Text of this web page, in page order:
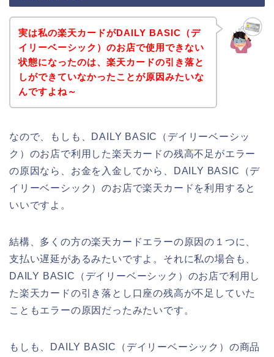
実は私の楽天カードがDAILY BASIC（デ
イリーベーシック）のお店で使用できない
状態になったのは、楽天カードの引き落と
しができていなかったことが原因みたいな
んですよね～
なので、もしも、DAILY BASIC（デイリーベーシッ
ク）のお店で利用した楽天カードの残高不足がエラー
の原因なら、お金を入金してから、DAILY BASIC（デ
イリーベーシック）のお店で楽天カードを利用すると
いいですよ。
結構、多くの方の楽天カードエラーの原因の１つに、
支払い遅延があるみたいですよ。それに私の場合も、
DAILY BASIC（デイリーベーシック）のお店で利用し
た楽天カードの引き落とし口座の残高が不足していた
こともエラーの原因だったみたいです。
もしも、DAILY BASIC（デイリーベーシック）の商品